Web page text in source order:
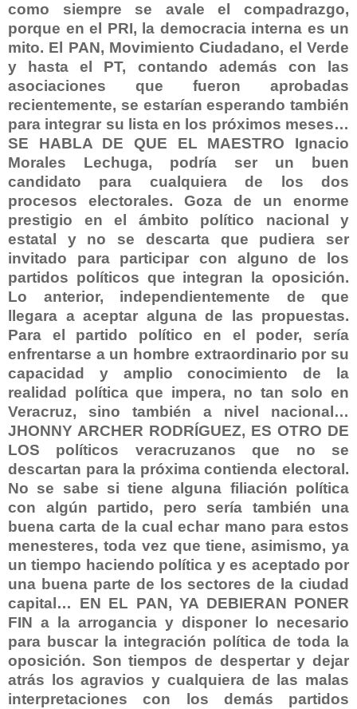
como siempre se avale el compadrazgo,
porque en el PRI, la democracia interna es un
mito. El PAN, Movimiento Ciudadano, el Verde
y hasta el PT, contando además con las
asociaciones que fueron aprobadas
recientemente, se estarían esperando también
para integrar su lista en los próximos meses…
SE HABLA DE QUE EL MAESTRO Ignacio
Morales Lechuga, podría ser un buen
candidato para cualquiera de los dos
procesos electorales. Goza de un enorme
prestigio en el ámbito político nacional y
estatal y no se descarta que pudiera ser
invitado para participar con alguno de los
partidos políticos que integran la oposición.
Lo anterior, independientemente de que
llegara a aceptar alguna de las propuestas.
Para el partido político en el poder, sería
enfrentarse a un hombre extraordinario por su
capacidad y amplio conocimiento de la
realidad política que impera, no tan solo en
Veracruz, sino también a nivel nacional…
JHONNY ARCHER RODRÍGUEZ, ES OTRO DE
LOS políticos veracruzanos que no se
descartan para la próxima contienda electoral.
No se sabe si tiene alguna filiación política
con algún partido, pero sería también una
buena carta de la cual echar mano para estos
menesteres, toda vez que tiene, asimismo, ya
un tiempo haciendo política y es aceptado por
una buena parte de los sectores de la ciudad
capital… EN EL PAN, YA DEBIERAN PONER
FIN a la arrogancia y disponer lo necesario
para buscar la integración política de toda la
oposición. Son tiempos de despertar y dejar
atrás los agravios y cualquiera de las malas
interpretaciones con los demás partidos